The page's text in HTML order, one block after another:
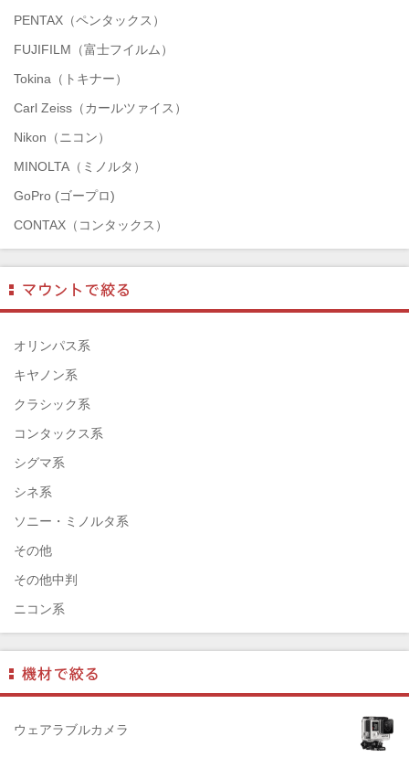
PENTAX（ペンタックス）
FUJIFILM（富士フイルム）
Tokina（トキナー）
Carl Zeiss（カールツァイス）
Nikon（ニコン）
MINOLTA（ミノルタ）
GoPro (ゴープロ)
CONTAX（コンタックス）
Mamiya（マミヤ）
TAMRON（タムロン）
SIGMA（シグマ）
HASSELBLAD（ハッセルブラッド）
EPSON（エプソン）
ENNA München（エナ）
ELEFOTO（エレフォト）
ELECOM（エレコム）
￼EIZO（エイゾ）
edelkrone（エーデンクローン）
Garmin（ガーミン）
Dust-Off（ダストオフ）
DreamMaker（ドリームメーカー）
DNPフォトイメージング(ディーエヌピー)
DIGITALKING（デジタルキング）
diagnl（ダイアグナル）
オリンパス系
キヤノン系
クラシック系
コンタックス系
シグマ系
シネ系
ソニー・ミノルタ系
その他
その他中判
ニコン系
フジフィルム系
ペンタックス系
ライカ系
ウェアラブルカメラ